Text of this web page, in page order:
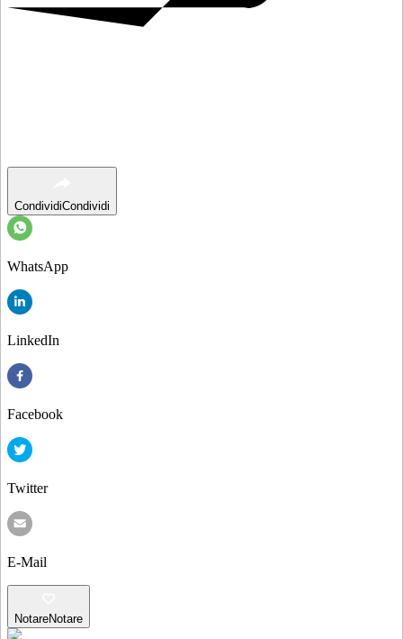
CondividiCondividi
WhatsApp
LinkedIn
Facebook
Twitter
E-Mail
NotareNotare